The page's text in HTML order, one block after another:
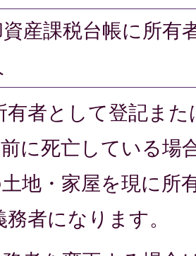
産課税台帳に所有
有者として登記ま
に死亡している場
地・家屋を現に所
者になります。